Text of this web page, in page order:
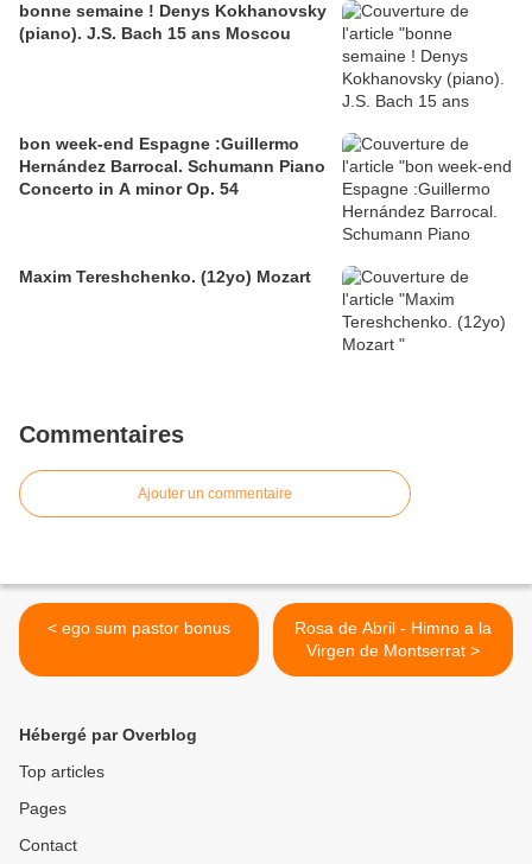
bonne semaine ! Denys Kokhanovsky
(piano). J.S. Bach 15 ans Moscou
bon week-end Espagne :Guillermo
Hernández Barrocal. Schumann Piano
Concerto in A minor Op. 54
Maxim Tereshchenko. (12yo) Mozart
Commentaires
Ajouter un commentaire
< ego sum pastor bonus
Rosa de Abril - Himno a la
Virgen de Montserrat >
Hébergé par Overblog
Top articles
Pages
Contact